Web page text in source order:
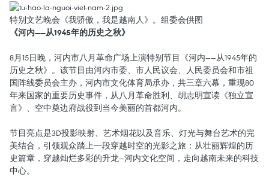
特别文艺晚会《我骄傲，我是越南人》。组委会供图
《河内——从1945年的历史之秋》
8月15日晚，河内市八月革命广场上演特别节目《河内——从1945年的
历史之秋》。该节目由河内市委、市人民议会、人民委员会和市祖
国阵线委员会主办，河内市文化体育局承办，共三章六幕，重现80
年来国家的重要历史事件，从八月革命胜利、胡志明宣读《独立宣
言》、空中奠边府战役到当今美丽的首都河内。
节目亮点是3D投影映射、艺术烟花以及音乐、灯光与舞台艺术的完
美结合，引领观众踏上一段穿越时空的光影之旅：从壮丽辉煌的历
史篇章，穿越灿烂多彩的升龙—河内文化空间，走向越南未来的科技
中心。